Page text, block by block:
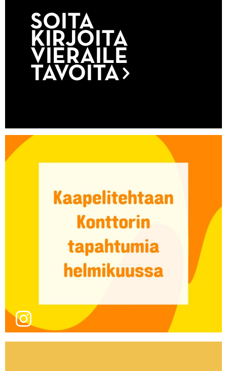
SOITA
KIRJOITA
VIERAILE
TAVOITA